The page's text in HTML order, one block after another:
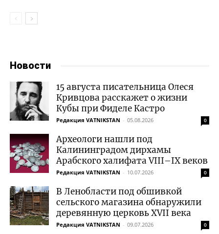
Новости
15 августа писательница Олеся
Кривцова расскажет о жизни
Кубы при Фиделе Кастро
Редакция VATNIKSTAN - 05.08.2026 0
Археологи нашли под
Калининградом дирхамы
Арабского халифата VIII–IX веков
Редакция VATNIKSTAN - 10.07.2026 0
В Ленобласти под обшивкой
сельского магазина обнаружили
деревянную церковь XVII века
Редакция VATNIKSTAN - 09.07.2026 0